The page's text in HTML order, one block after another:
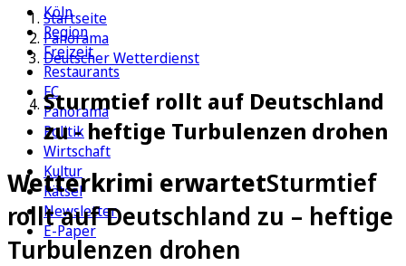
Köln
Region
Freizeit
Restaurants
FC
Panorama
Politik
Wirtschaft
Kultur
Rätsel
Newsletter
E-Paper
Startseite
Panorama
Deutscher Wetterdienst
Sturmtief rollt auf Deutschland
zu - heftige Turbulenzen drohen
Wetterkrimi erwartetSturmtief
rollt auf Deutschland zu – heftige
Turbulenzen drohen